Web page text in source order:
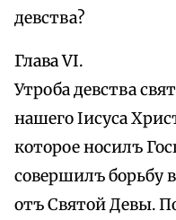
девства?
Глава VI.
Утроба девства
нашего Іисуса
которое носилъ
совершилъ борьбу
отъ Святой Девы.